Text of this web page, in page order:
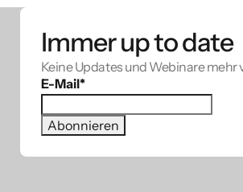
Immer up to date
Keine Updates und Webinare mehr
E-Mail*